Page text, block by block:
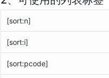
[sort:n]
[sort:i]
[sort:pcode]